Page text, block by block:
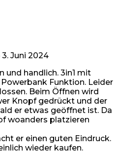
3. Juni 2024
und handlich. 3in1 mit
Funktion. Leider
Beim Öffnen wird
Knopf gedrückt und der
er etwas geöffnet ist. Da
woanders platzieren
er einen guten Eindruck.
wieder kaufen.